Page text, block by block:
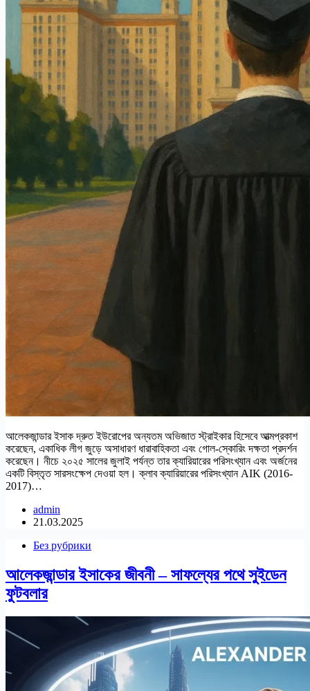
আলেকজান্ডার ইসাক দ্রুত ইউরোপের অন্যতম অভিজাত স্ট্রাইকার হিসেবে আত্মপ্রকাশ
করেছেন, একাধিক লীগ জুড়ে অসাধারণ ধারাবাহিকতা এবং গোল-স্কোরিং দক্ষতা প্রদর্শন
করেছেন। নীচে ২০২৫ সালের জুলাই পর্যন্ত তার ক্যারিয়ারের পরিসংখ্যান এবং অর্জনের
একটি বিস্তৃত সারসংক্ষেপ দেওয়া হল। ক্লাব ক্যারিয়ারের পরিসংখ্যান AIK (2016-
2017)…
admin
21.03.2025
Без рубрики
আলেকজান্ডার ইসাকের জীবনী – সাফল্যের পথে সুইডেন
ফুটবলার